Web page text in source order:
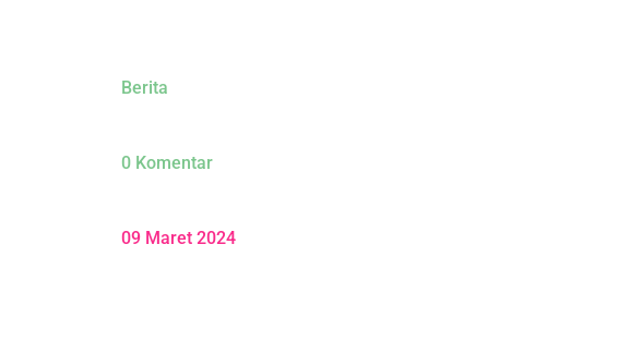
Berita
0 Komentar
09 Maret 2024